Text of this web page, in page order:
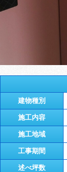
建物種別
施工内容
施工地域
工事期間
述べ坪数